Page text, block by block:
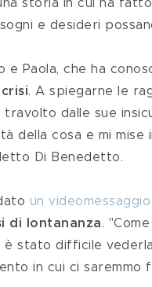
storia in cui ha
e desideri
. A spiegarne le
travolto dalle sue
della cosa e mi mise
Di Benedetto.
un
di lontananza.
è stato difficile
in cui ci saremmo